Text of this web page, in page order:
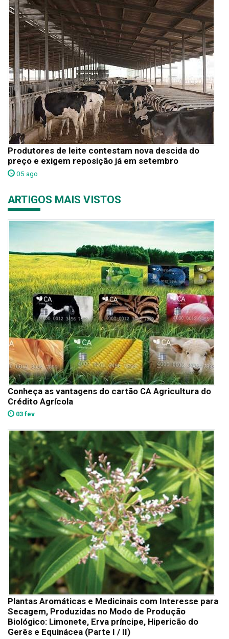
Produtores de leite contestam nova descida do
preço e exigem reposição já em setembro
05 ago
ARTIGOS MAIS VISTOS
Conheça as vantagens do cartão CA Agricultura do
Crédito Agrícola
03 fev
Plantas Aromáticas e Medicinais com Interesse para
Secagem, Produzidas no Modo de Produção
Biológico: Limonete, Erva príncipe, Hipericão do
Gerês e Equinácea (Parte I / II)